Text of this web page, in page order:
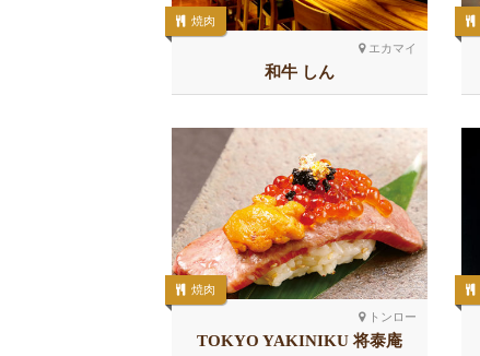
エカマイ
焼肉
和牛 しん
トンロー
焼肉
TOKYO YAKINIKU 将泰庵